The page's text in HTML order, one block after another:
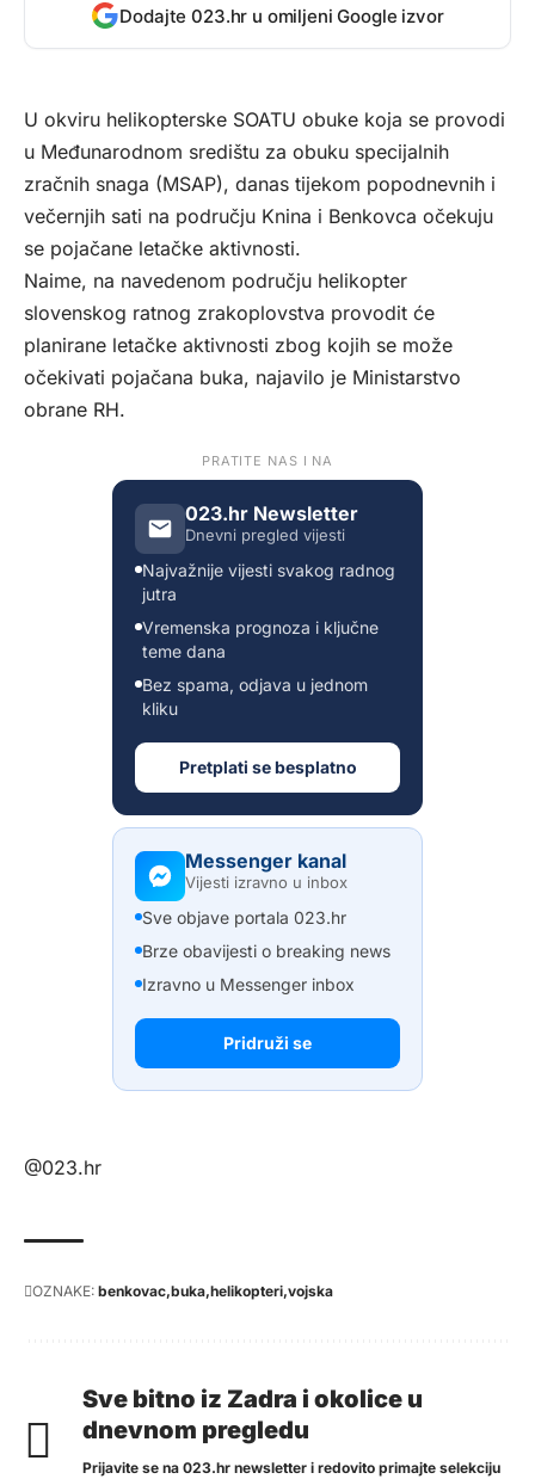
Dodajte 023.hr u omiljeni Google izvor
U okviru helikopterske SOATU obuke koja se provodi
u Međunarodnom središtu za obuku specijalnih
zračnih snaga (MSAP), danas tijekom popodnevnih i
večernjih sati na području Knina i Benkovca očekuju
se pojačane letačke aktivnosti.
Naime, na navedenom području helikopter
slovenskog ratnog zrakoplovstva provodit će
planirane letačke aktivnosti zbog kojih se može
očekivati pojačana buka, najavilo je Ministarstvo
obrane RH.
PRATITE NAS I NA
023.hr Newsletter
Dnevni pregled vijesti
Najvažnije vijesti svakog radnog
jutra
Vremenska prognoza i ključne
teme dana
Bez spama, odjava u jednom
kliku
Pretplati se besplatno
Messenger kanal
Vijesti izravno u inbox
Sve objave portala 023.hr
Brze obavijesti o breaking news
Izravno u Messenger inbox
Pridruži se
@023.hr
OZNAKE: benkovac buka helikopteri vojska
Sve bitno iz Zadra i okolice u
dnevnom pregledu
Prijavite se na 023.hr newsletter i redovito primajte selekciju